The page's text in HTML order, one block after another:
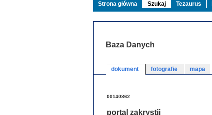
Strona główna Szukaj Tezaurus
Baza Danych
dokument fotografie mapa
00140862
portal zakrystii